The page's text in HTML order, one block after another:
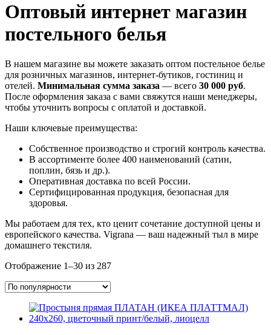
Оптовый интернет магазин
постельного белья
В нашем магазине вы можете заказать оптом постельное белье
для розничных магазинов, интернет-бутиков, гостиниц и
отелей. Минимальная сумма заказа — всего 30 000 руб.
После оформления заказа с вами свяжутся наши менеджеры,
чтобы уточнить вопросы с оплатой и доставкой.
Наши ключевые преимущества:
Собственное производство и строгий контроль качества.
В ассортименте более 400 наименований (сатин,
поплин, бязь и др.).
Оперативная доставка по всей России.
Сертифицированная продукция, безопасная для
здоровья.
Мы работаем для тех, кто ценит сочетание доступной цены и
европейского качества. Vigrana — ваш надежный тыл в мире
домашнего текстиля.
Отображение 1–30 из 287Сортировка: